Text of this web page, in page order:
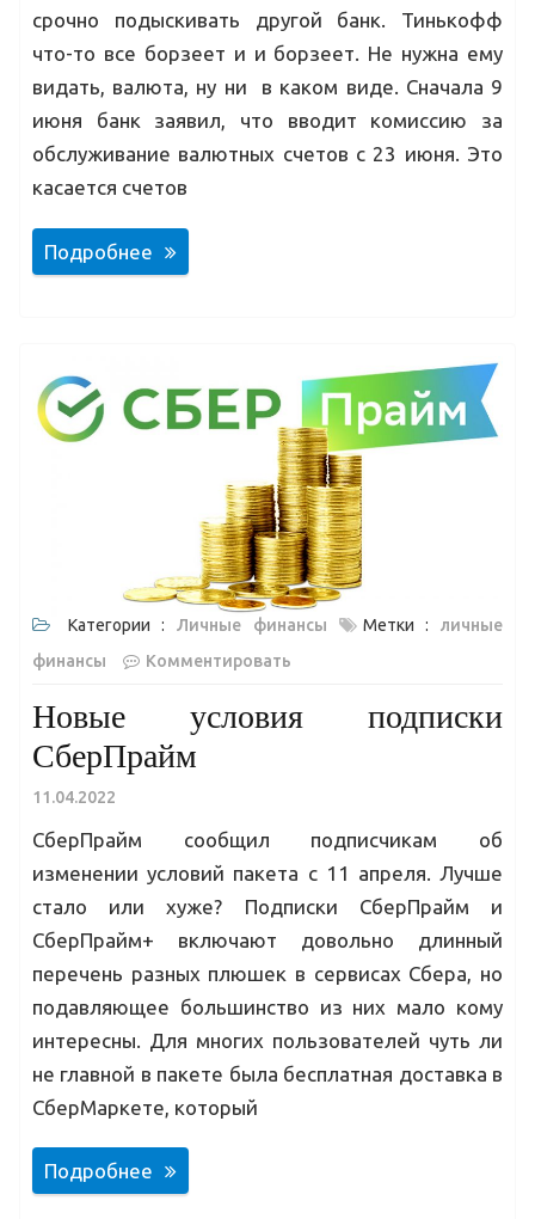
срочно подыскивать другой банк. Тинькофф
что-то все борзеет и и борзеет. Не нужна ему
видать, валюта, ну ни в каком виде. Сначала 9
июня банк заявил, что вводит комиссию за
обслуживание валютных счетов с 23 июня. Это
касается счетов
Подробнее
Категории :Личные финансы Метки :личные
финансы
Комментировать
Новые условия подписки
СберПрайм
11.04.2022
СберПрайм сообщил подписчикам об
изменении условий пакета с 11 апреля. Лучше
стало или хуже? Подписки СберПрайм и
СберПрайм+ включают довольно длинный
перечень разных плюшек в сервисах Сбера, но
подавляющее большинство из них мало кому
интересны. Для многих пользователей чуть ли
не главной в пакете была бесплатная доставка в
СберМаркете, который
Подробнее